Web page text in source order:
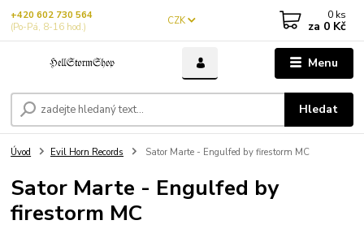
Menu
CZK
Hledat
+420 602 730 564
(Po-Pá, 8-16 hod.)
0 ks
za 0 Kč
Úvod Evil Horn Records Sator Marte - Engulfed by firestorm MC
Sator Marte - Engulfed by
firestorm MC